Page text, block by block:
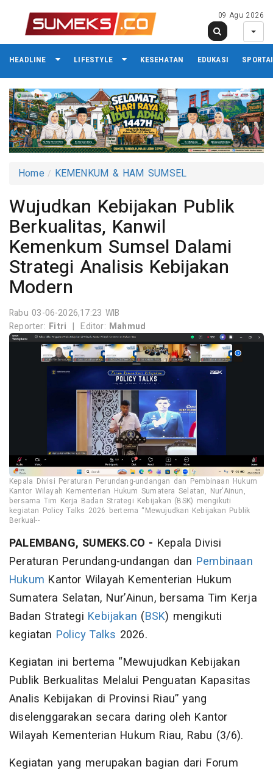
09 Agu 2026
HEADLINE LIFESTYLE KESEHATAN EDUKASI
Home KEMENKUM & HAM SUMSEL
Wujudkan Kebijakan Publik
Berkualitas, Kanwil
Kemenkum Sumsel Dalami
Strategi Analisis Kebijakan
Modern
Rabu 03-06-2026,17:23 WIB
Reporter: Fitri | Editor: Mahmud
Kepala Divisi Peraturan Perundang-undangan dan Pembinaan Hukum
Kantor Wilayah Kementerian Hukum Sumatera Selatan, Nur’Ainun,
bersama Tim Kerja Badan Strategi Kebijakan (BSK) mengikuti
kegiatan Policy Talks 2026 bertema “Mewujudkan Kebijakan Publik
Berkual--
PALEMBANG, SUMEKS.CO - Kepala Divisi
Peraturan Perundang-undangan dan Pembinaan
Hukum Kantor Wilayah Kementerian Hukum
Sumatera Selatan, Nur’Ainun, bersama Tim Kerja
Badan Strategi Kebijakan (BSK) mengikuti
kegiatan Policy Talks 2026.
Kegiatan ini bertema “Mewujudkan Kebijakan
Publik Berkualitas Melalui Penguatan Kapasitas
Analis Kebijakan di Provinsi Riau” yang
diselenggarakan secara daring oleh Kantor
Wilayah Kementerian Hukum Riau, Rabu (3/6).
Kegiatan yang merupakan bagian dari Forum